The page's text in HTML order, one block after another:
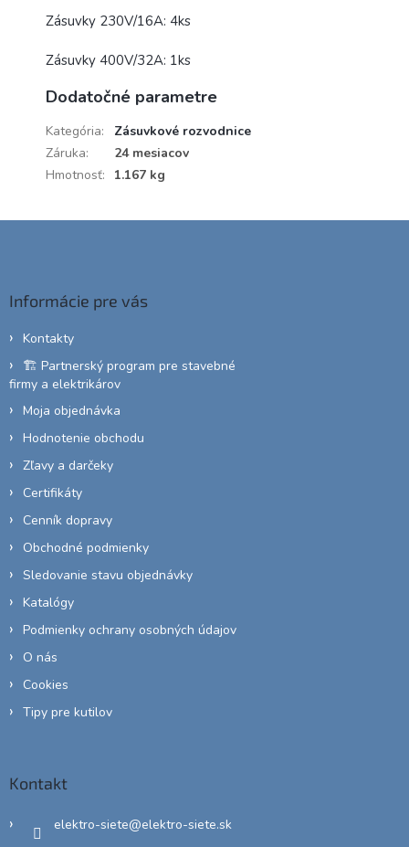
Zásuvky 230V/16A: 4ks
Zásuvky 400V/32A: 1ks
Dodatočné parametre
Kategória:
Zásuvkové rozvodnice
Záruka:
24 mesiacov
Hmotnosť: 1.167 kg
Informácie pre vás
Kontakty
🏗️ Partnerský program pre stavebné
firmy a elektrikárov
Moja objednávka
Hodnotenie obchodu
Zľavy a darčeky
Certifikáty
Cenník dopravy
Obchodné podmienky
Sledovanie stavu objednávky
Katalógy
Podmienky ochrany osobných údajov
O nás
Cookies
Tipy pre kutilov
Kontakt
elektro-siete@elektro-siete.sk